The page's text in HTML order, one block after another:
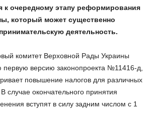
к очередному этапу реформирования
который может существенно
деятельность.
комитет Верховной Рады Украины
первую версию законопроекта №11416-д,
повышение налогов для различных
случае окончательного принятия
вступят в силу задним числом с 1